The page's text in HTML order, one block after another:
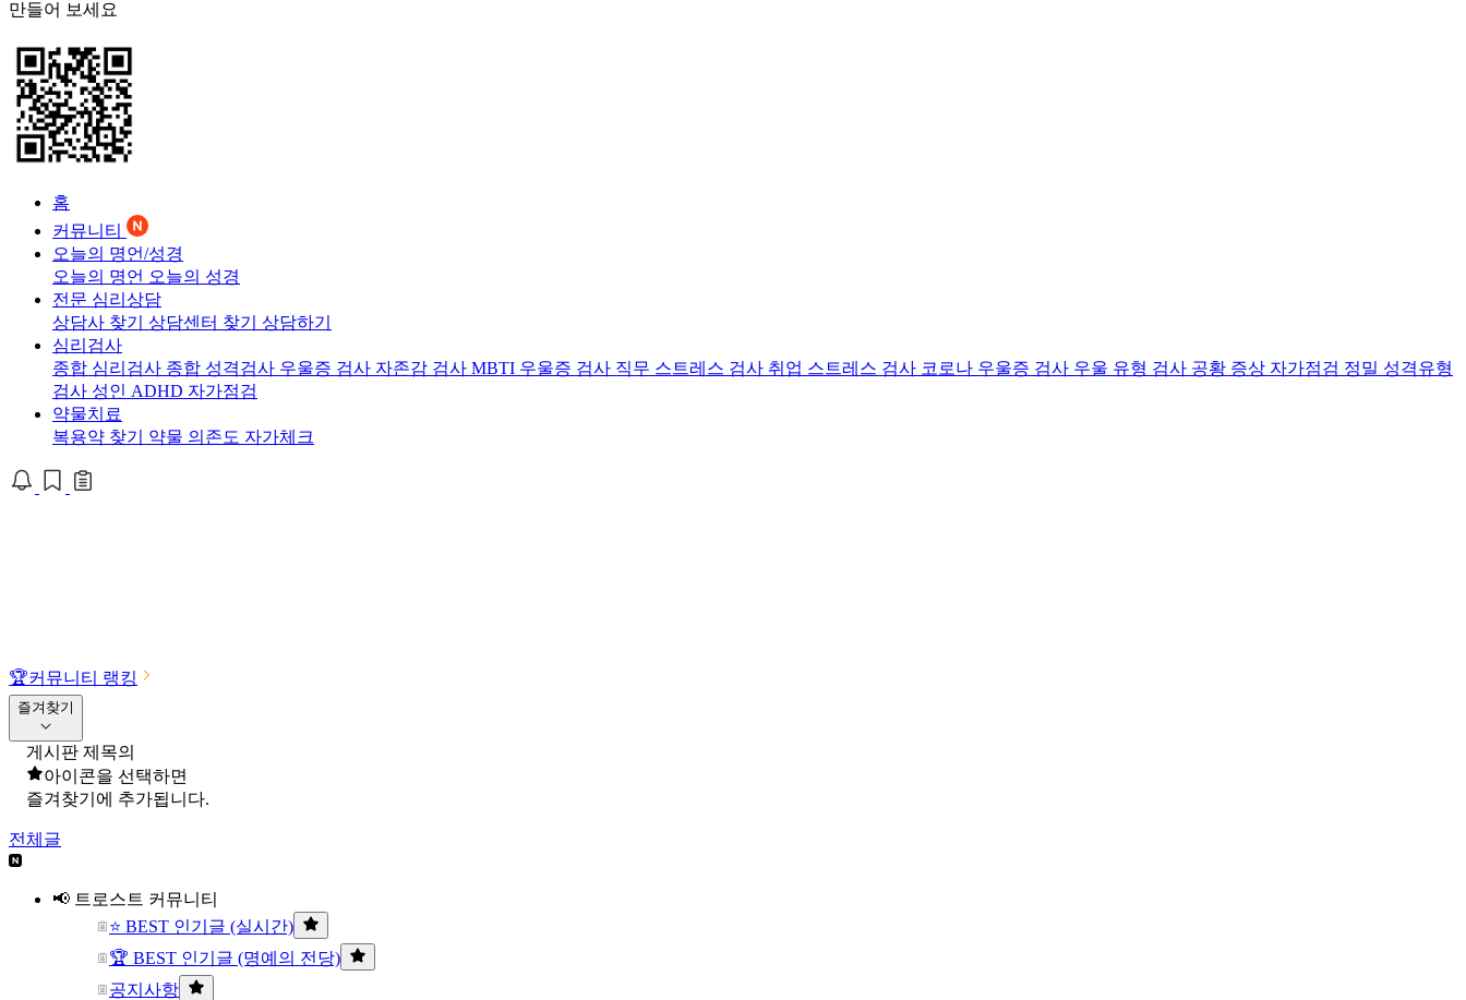
만들어 보세요
홈
커뮤니티
오늘의 명언/성경
오늘의 명언 오늘의 성경
전문 심리상담
상담사 찾기 상담센터 찾기 상담하기
심리검사
종합 심리검사 종합 성격검사 우울증 검사 자존감 검사 MBTI 우울증 검사 직무 스트레스 검사 취업 스트레스 검사 코로나 우울증 검사 우울 유형 검사 공황 증상 자가점검 정밀 성격유형
검사 성인 ADHD 자가점검
약물치료
복용약 찾기 약물 의존도 자가체크
🏆커뮤니티 랭킹
즐겨찾기
게시판 제목의
아이콘을 선택하면
즐겨찾기에 추가됩니다.
전체글
📢 트로스트 커뮤니티
⭐ BEST 인기글 (실시간)
🏆 BEST 인기글 (명예의 전당)
공지사항